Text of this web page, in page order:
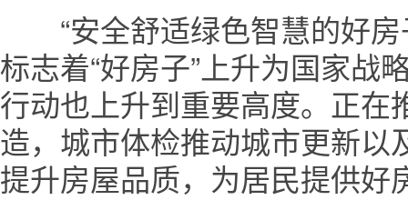
“安全舒适绿色智慧的好房
标志着“好房子”上升为国家战
行动也上升到重要高度。正在
造，城市体检推动城市更新以
提升房屋品质，为居民提供好